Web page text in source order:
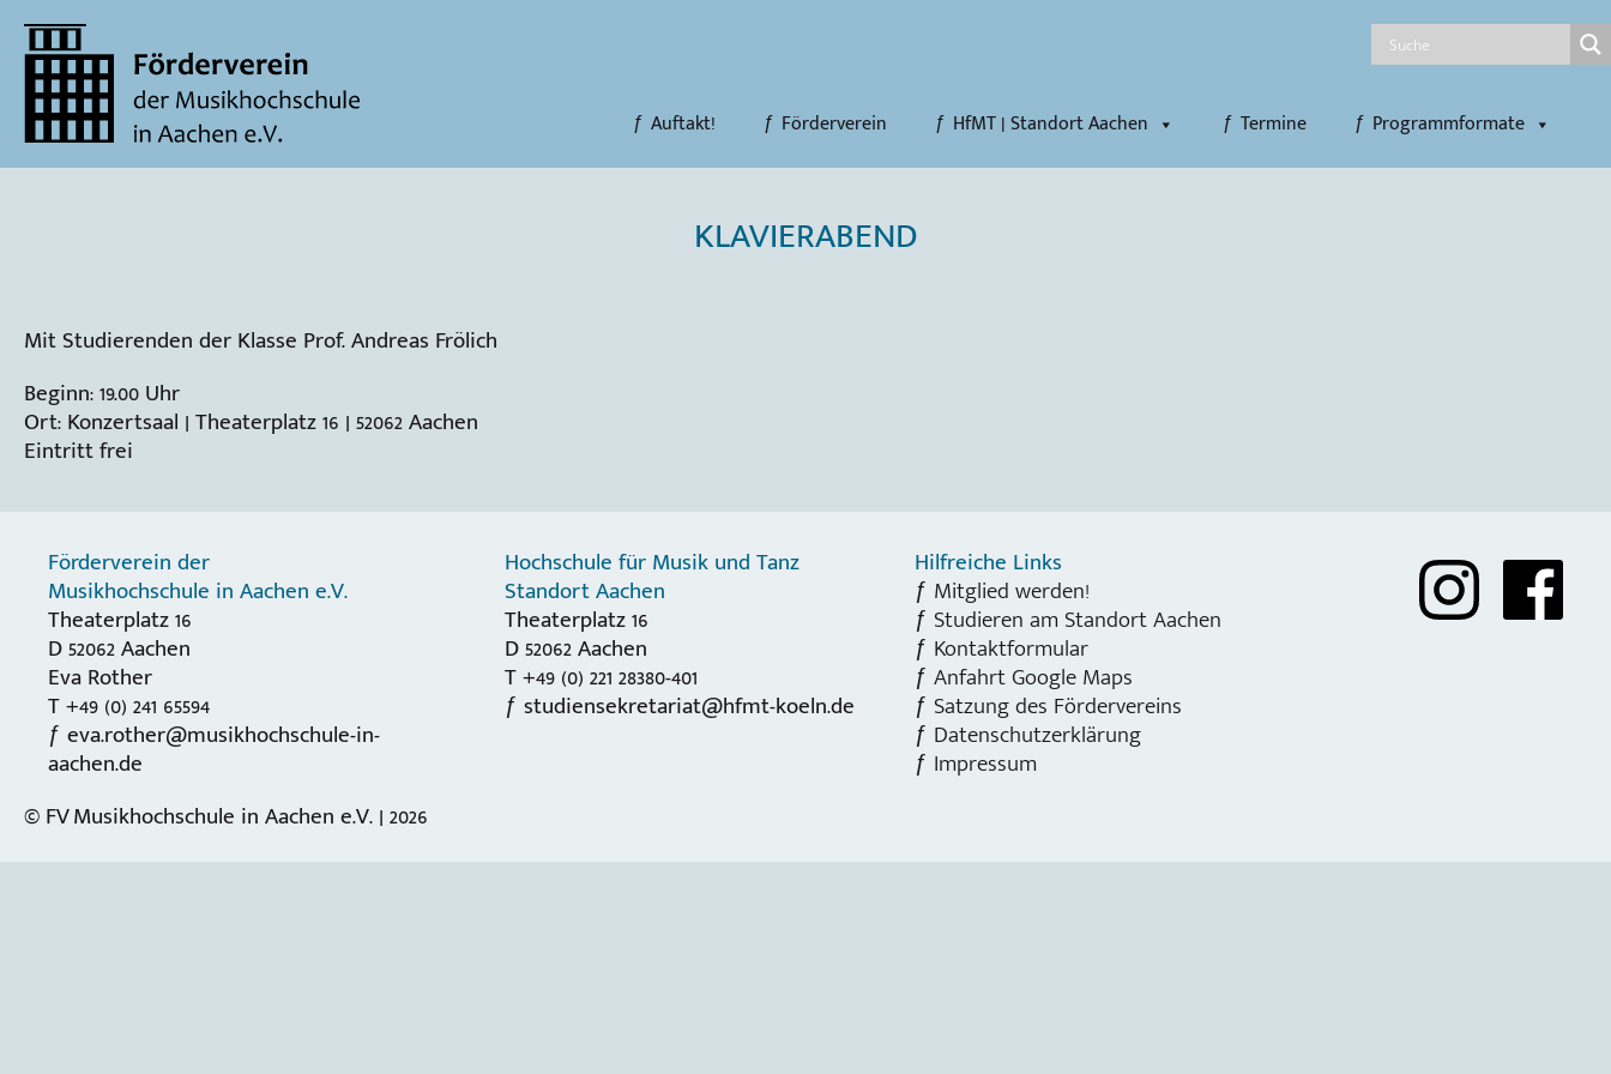
Auftakt! Förderverein HfMT | Standort Aachen Termine Programmformate
KLAVIERABEND
Mit Studierenden der Klasse Prof. Andreas Frölich
Beginn: 19.00 Uhr
Ort: Konzertsaal | Theaterplatz 16 | 52062 Aachen
Eintritt frei
Förderverein der
Musikhochschule in Aachen e.V.
Theaterplatz 16
D 52062 Aachen
Eva Rother
T +49 (0) 241 65594
eva.rother@musikhochschule-in-
aachen.de
Hochschule für Musik und Tanz
Standort Aachen
Theaterplatz 16
D 52062 Aachen
T +49 (0) 221 28380-401
studiensekretariat@hfmt-koeln.de
Hilfreiche Links
Mitglied werden!
Studieren am Standort Aachen
Kontaktformular
Anfahrt Google Maps
Satzung des Fördervereins
Datenschutzerklärung
Impressum
© FV Musikhochschule in Aachen e.V. | 2026